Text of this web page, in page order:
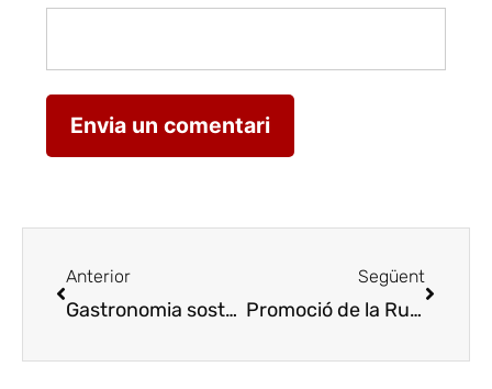
Anterior
Gastronomia sostenible, Cuina i salut i Economia i empresa, eixos del Fòrum
Següent
Promoció de la Ruta del Vi de Lleida a Navartur